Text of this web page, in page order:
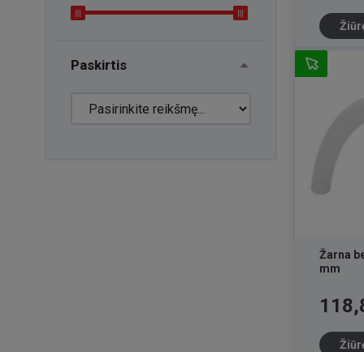
Paskirtis
Žarna
mm
Kaina